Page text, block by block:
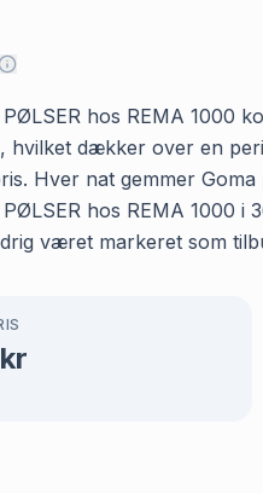
PØLSER hos REMA 1000
hvilket dækker over en
Hver nat gemmer
PØLSER hos REMA 1000
været markeret som
kr